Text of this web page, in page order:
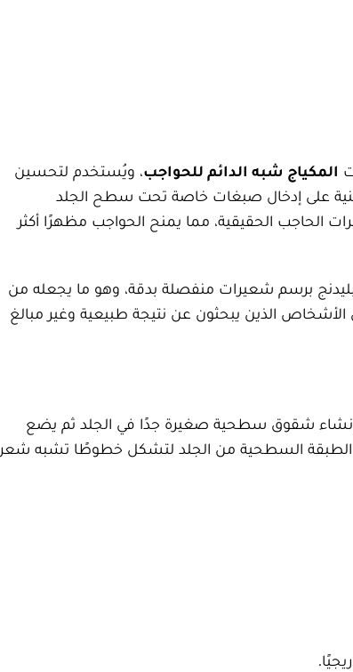
المكياج شبه الدائم للحواجب، ويُستخدم لتحسين
على إدخال صبغات خاصة تحت سطح الجلد
الحاجب الحقيقية، مما يمنح الحواجب مظهرًا أكثر
برسم شعيرات منفصلة بدقة، وهو ما يجعله من
الذين يبحثون عن نتيجة طبيعية وغير مبالغ
شقوق سطحية صغيرة جدًا في الجلد ثم يضع
الطبقة السطحية من الجلد لتشكل خطوطًا تشبه شعر